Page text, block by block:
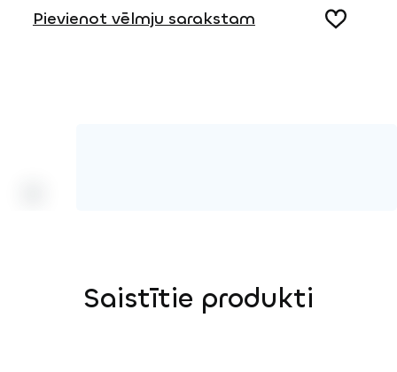
Pievienot vēlmju sarakstam
Saistītie produkti